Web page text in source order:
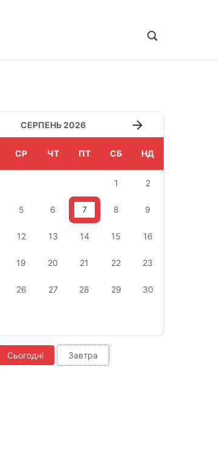
СЕРПЕНЬ 2026
СР ЧТ ПТ СБ НД
1 2
5 6 7 8 9
12 13 14 15 16
19 20 21 22 23
26 27 28 29 30
Сьогодні Завтра